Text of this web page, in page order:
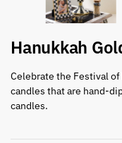
Hanukkah
Celebrate the Festival
candles that are hand-
candles.